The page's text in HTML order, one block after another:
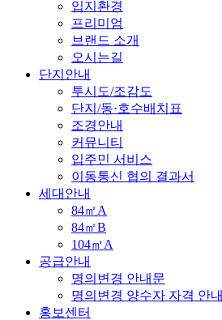
입지환경
프리미엄
브랜드 소개
오시는길
단지안내
투시도/조감도
단지/동·호수배치표
조경안내
커뮤니티
입주민 서비스
이동통신 협의 결과서
세대안내
84㎡A
84㎡B
104㎡A
공급안내
명의변경 안내문
명의변경 양수자 자격 안내
홍보센터